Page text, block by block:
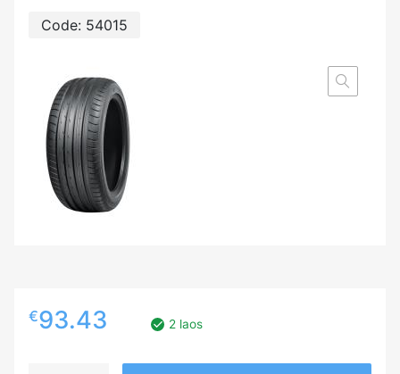
Code: 54015
€93.43 2 laos